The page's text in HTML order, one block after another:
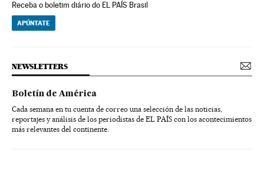
Receba o boletim diário do EL PAÍS Brasil
APÚNTATE
NEWSLETTERS
Boletín de América
Cada semana en tu cuenta de correo una selección de las noticias,
reportajes y análisis de los periodistas de EL PAÍS con los acontecimientos
más relevantes del continente.